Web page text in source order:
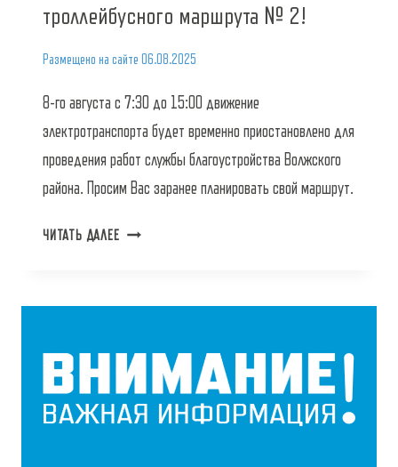
троллейбусного маршрута № 2!
Размещено на сайте 06.08.2025
8-го августа с 7:30 до 15:00 движение
электротранспорта будет временно приостановлено для
проведения работ службы благоустройства Волжского
района. Просим Вас заранее планировать свой маршрут.
ЧИТАТЬ ДАЛЕЕУВАЖАЕМЫЕ